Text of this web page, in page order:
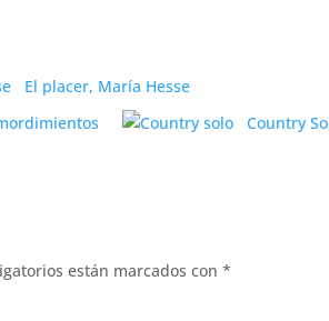
El placer, María Hesse
Country
están marcados con*